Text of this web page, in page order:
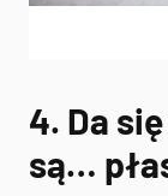
4. Da
są…